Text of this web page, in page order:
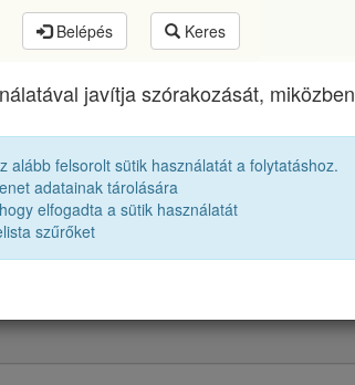
Belépés Keres
egykori diákjai 2008 12B
Adél Erzsébet
javítja szórakozását, miközben
alább felsorolt sütik használatát a folytatáshoz.
adatainak tárolására
elfogadta a sütik használatát
szűrőket